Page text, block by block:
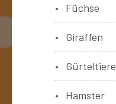
Füchse
Giraffen
Gürteltiere
Hamster